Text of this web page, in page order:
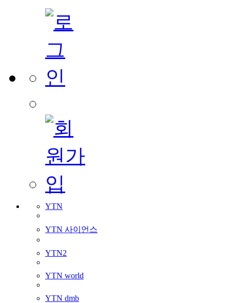
YTN
YTN 사이언스
YTN2
YTN world
YTN dmb